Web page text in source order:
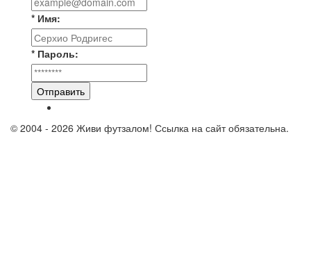
* Имя:
* Пароль:
Отправить
© 2004 - 2026 Живи футзалом! Ссылка на сайт обязательна.